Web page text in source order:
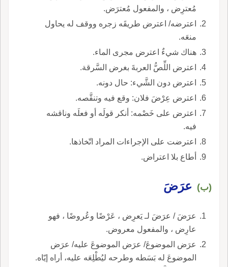
مُعترِض ، والمفعول مُعترَض.
اعترضه/ اعترض طريقَه زجره ووقف له يحاول
منعَه.
هناك شيءٌ اعترض مجرى الماء.
اعترض اللِّصُّ العربةَ بغرض السَّرقة.
اعترض دون الشَّيء: حال دونه.
اعترض عِرْضَ فلان: وقع فيه وتنقَّصه.
اعترض على خَصْمه: أنكر قولَه أو فعلَه وناقشه
فيه.
اعترضت على الإجراءات المراد اتّخاذها.
أطاع بلا اعتراض.
(ب) عرَضَ
عرَضَ / عرَضَ لـ يَعرِض ، عَرْضًا وعُروضًا ، فهو
عارِض ، والمفعول معروض.
عرَض الموضوعَ/ عرَض الموضوعَ عليه/ عرَض
الموضوعَ له بَسَطه وطرحه ليُطْلِعَه عليه، أراه إيّاه.